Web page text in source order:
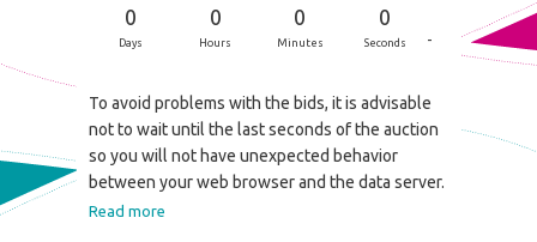
0
Days
0
Hours
0
Minutes
0
Seconds -
To avoid problems with the bids, it is advisable
not to wait until the last seconds of the auction
so you will not have unexpected behavior
between your web browser and the data server.
Read more